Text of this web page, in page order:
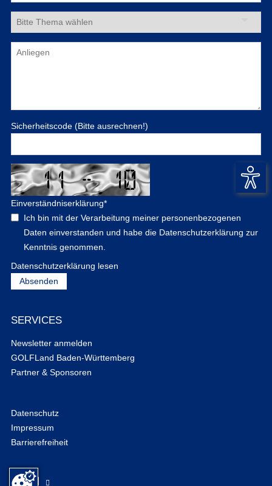
Sicherheitscode (Bitte ausrechnen!)
Einverständniserklärung*
Ich bin mit der Verarbeitung meiner personenbezogenen
Daten einverstanden und habe die Datenschutzerklärung zur
Kenntnis genommen.
Datenschutzerklärung lesen
SERVICES
Newsletter anmelden
GOLFLand Baden-Württemberg
Partner & Sponsoren
Datenschutz
Impressum
Barrierefreiheit